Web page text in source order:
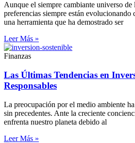
Aunque el siempre cambiante universo de
preferencias siempre están evolucionando
una herramienta que ha demostrado ser
Leer Más »
Finanzas
Las Últimas Tendencias en
Responsables
La preocupación por el medio ambiente
sin precedentes. Ante la creciente
enfrenta nuestro planeta debido al
Leer Más »